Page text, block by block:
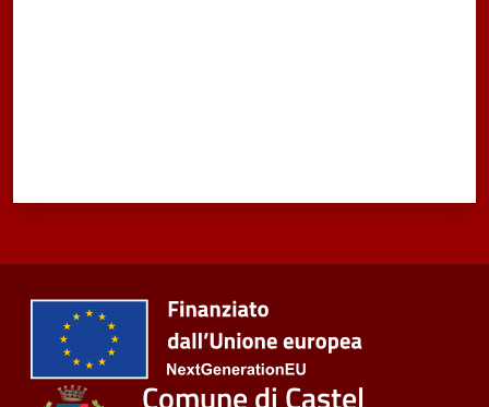
Comune di Castel